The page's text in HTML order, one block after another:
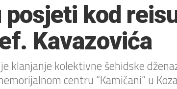
posjeti kod
Kavazovića
klanjanje kolektivne šehidske
centru “Kamičani” u